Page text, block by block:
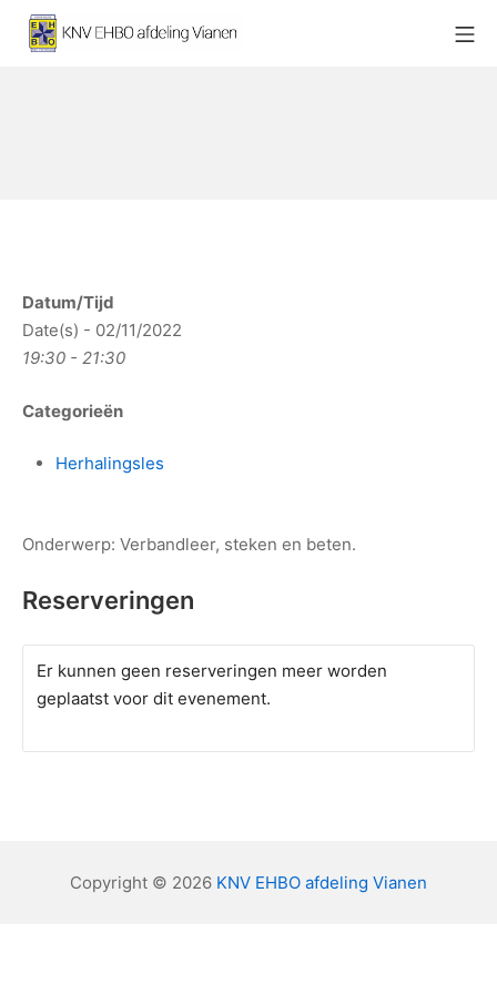
naar
Datum/Tijd
Date(s) - 02/11/2022
19:30 - 21:30
Categorieën
Herhalingsles
Onderwerp: Verbandleer, steken en beten.
Reserveringen
Er kunnen geen reserveringen meer worden
geplaatst voor dit evenement.
Copyright © 2026 KNV EHBO afdeling Vianen